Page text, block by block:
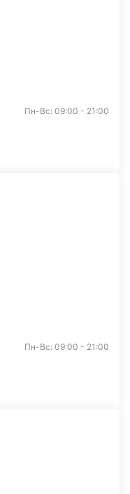
Пн-Вс: 09:00 - 21:00
Пн-Вс: 09:00 - 21:00